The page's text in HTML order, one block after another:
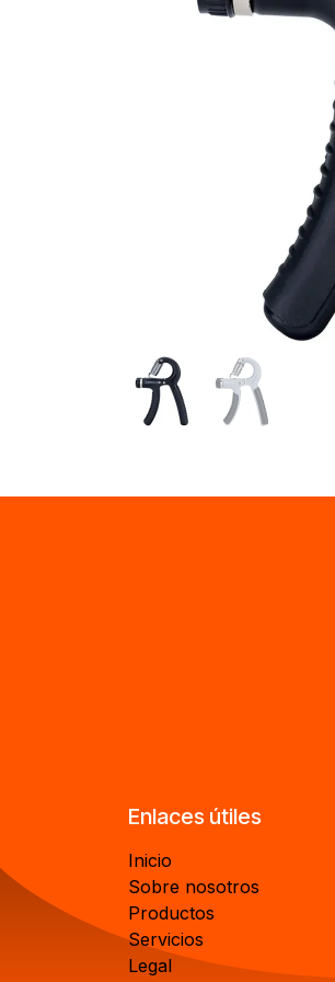
Enlaces útiles
Inicio
Sobre nosotros
Productos
Servicios
Legal